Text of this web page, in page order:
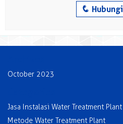
q
October 2023
Jasa Instalasi Water Treatment Plant
Metode Water Treatment Plant